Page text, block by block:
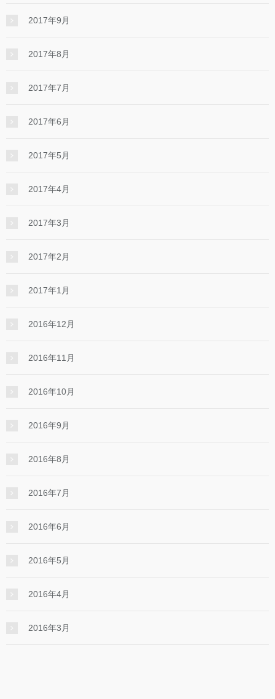
2017年9月
2017年8月
2017年7月
2017年6月
2017年5月
2017年4月
2017年3月
2017年2月
2017年1月
2016年12月
2016年11月
2016年10月
2016年9月
2016年8月
2016年7月
2016年6月
2016年5月
2016年4月
2016年3月